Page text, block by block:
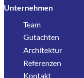
Unternehmen
Team
Gutachten
Architektur
Referenzen
Kontakt